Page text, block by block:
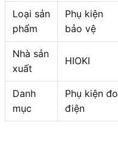
Loại sản
phẩm
Phụ kiện
bảo vệ
Nhà sản
xuất
HIOKI
Danh
mục
Phụ kiện đo
điện